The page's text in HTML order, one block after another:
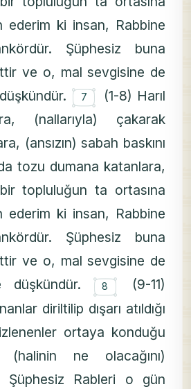
ederim ki insan, Rabbine
Şüphesiz buna
ve o, mal sevgisine de
۝
7
(1-8) Harıl
(nallarıyla) çakarak
(ansızın) sabah baskını
tozu dumana katanlara,
topluluğun ta ortasına
ederim ki insan, Rabbine
Şüphesiz buna
ve o, mal sevgisine de
düşkündür. ۝
8
(9-11)
diriltilip dışarı atıldığı
ortaya konduğu
ne olacağını)
Şüphesiz Rableri o gün